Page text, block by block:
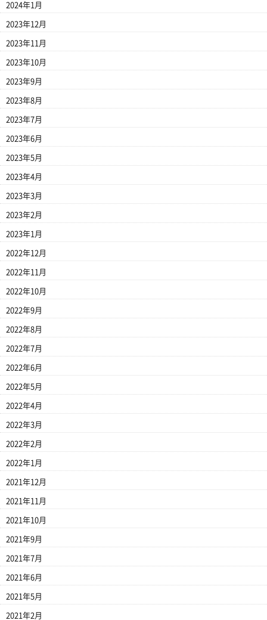
2024年1月
2023年12月
2023年11月
2023年10月
2023年9月
2023年8月
2023年7月
2023年6月
2023年5月
2023年4月
2023年3月
2023年2月
2023年1月
2022年12月
2022年11月
2022年10月
2022年9月
2022年8月
2022年7月
2022年6月
2022年5月
2022年4月
2022年3月
2022年2月
2022年1月
2021年12月
2021年11月
2021年10月
2021年9月
2021年7月
2021年6月
2021年5月
2021年2月